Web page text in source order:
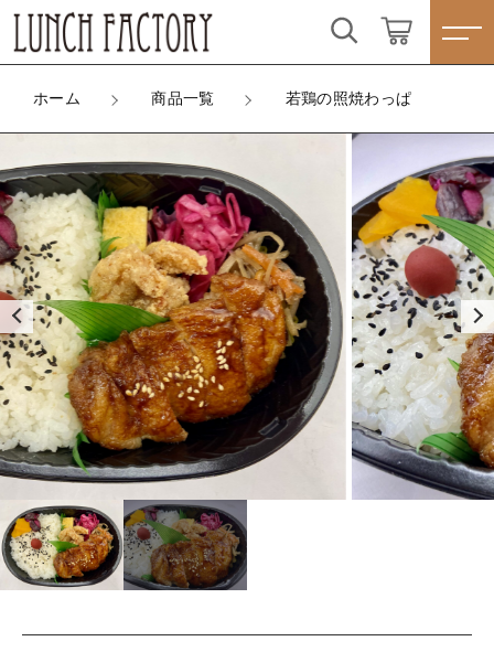
ホーム 商品一覧 若鶏の照焼わっぱ
カートに商品を追加しました
若鶏の照焼わっぱ
ミニ茶
数量
（税込）
ショッピングを続ける
カートを確認する
ログイン / 会員登録
お気に入り
すべての商品
ランチBOXタイプ☆人気商品☆
プレートタイプ
わっぱシリーズ
☆季節味わう☆四季弁当
☆こだわり弁当☆
洋食エリーゼ×LUNCH FACTORY
日替り弁当タイプ
ランチBOXタイプ☆人気商品☆
プレートタイプ
わっぱシリーズ
☆季節味わう☆四季弁当
☆こだわり弁当☆
洋食エリーゼ×LUNCH FACTORY
幕ノ内弁当タイプ☆豊富な種類☆
日替り弁当タイプ
こだわり検索
子カテゴリ
価格帯
～
その他
在庫あり セール